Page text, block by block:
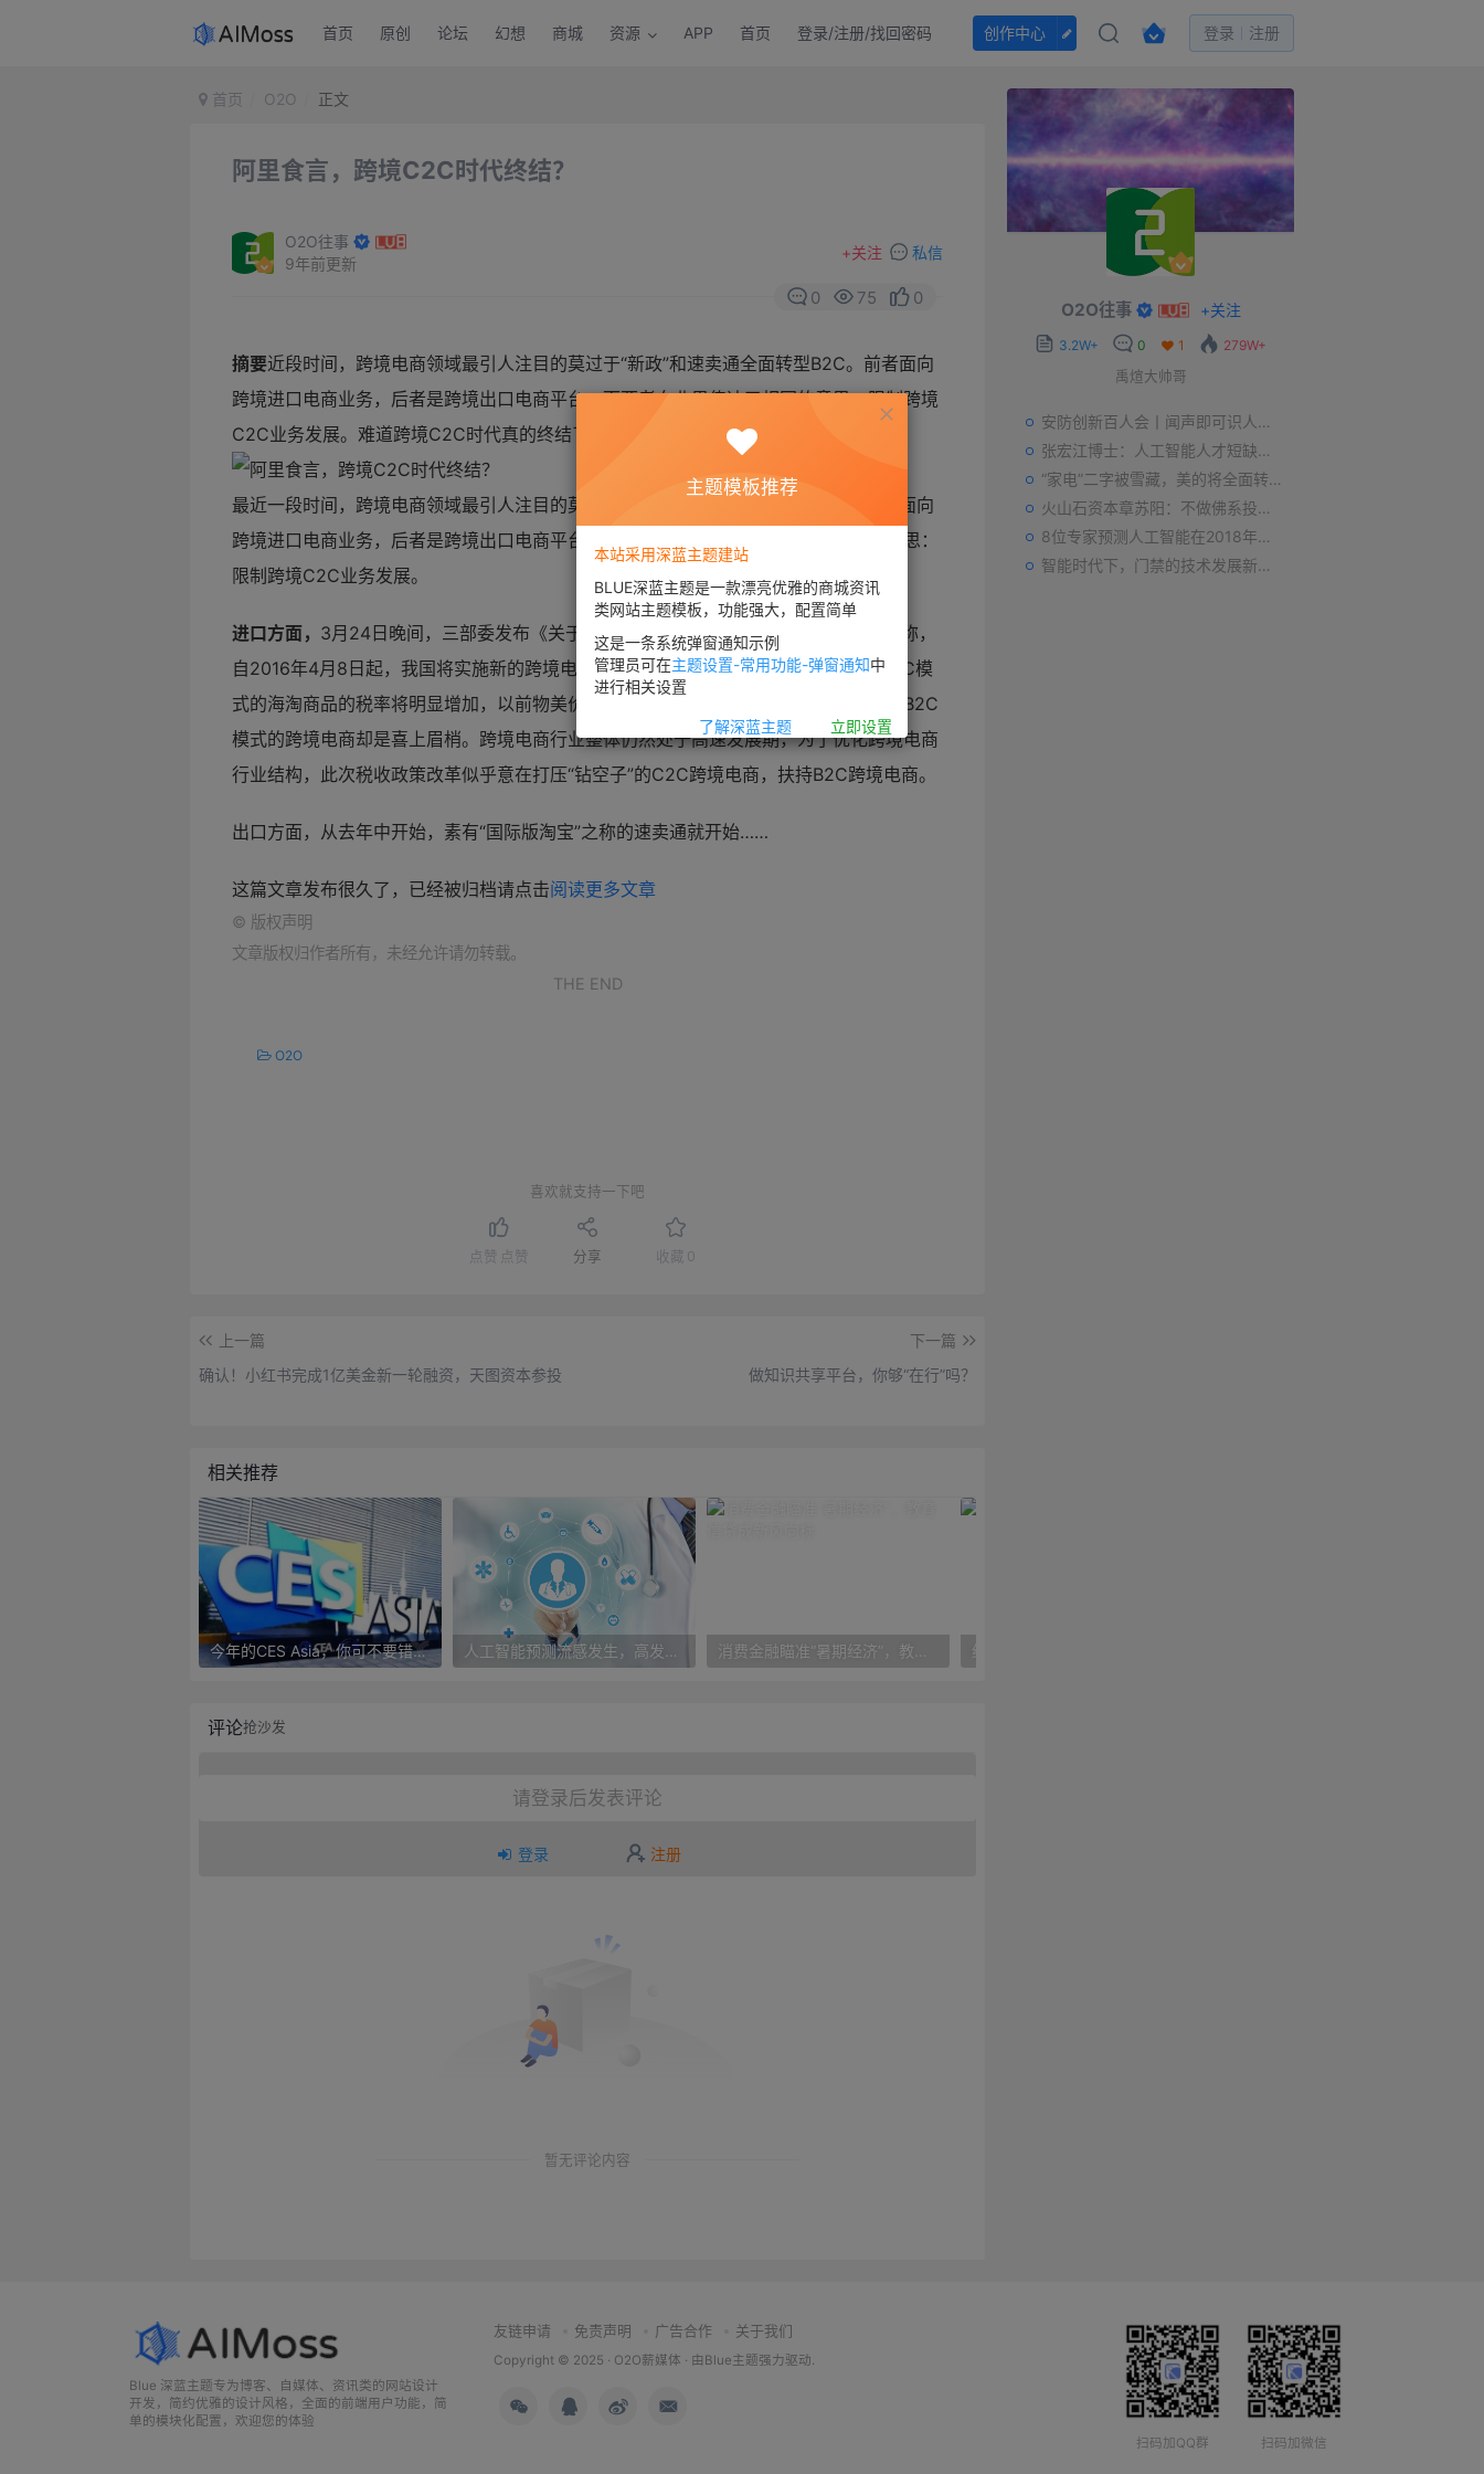
首页 原创 论坛 幻想 商城 资源 APP 首页 登录/注册/找回密码 创作中心 登录 注册
首页 O2O 正文
阿里食言，跨境C2C时代终结？
O2O往事
9年前更新
+关注 私信
0 75 0
摘要近段时间，跨境电商领域最引人注目的莫过于“新政”和速卖通全面转型B2C。前者面向
跨境进口电商业务，后者是跨境出口电商平台，而两者向业界传达了相同的意思：限制跨境
C2C业务发展。难道跨境C2C时代真的终结了？
最近一段时间，跨境电商领域最引人注目的莫过于“新政”和速卖通全面转型B2C。前者面向
跨境进口电商业务，后者是跨境出口电商平台，而两者向跨境电商行业传达了相同的意思：
限制跨境C2C业务发展。
进口方面， 3月24日晚间，三部委发布《关于跨境电子商务零售进口税收政策的通知》称，
自2016年4月8日起，我国将实施新的跨境电子商务零售进口税收政策。在新政下，C2C模
式的海淘商品的税率将明显增加，以前物美价廉的主打品类商品价格将会大幅提高，而B2C
模式的跨境电商却是喜上眉梢。跨境电商行业整体仍然处于高速发展期，为了优化跨境电商
行业结构，此次税收政策改革似乎意在打压“钻空子”的C2C跨境电商，扶持B2C跨境电商。
出口方面，从去年中开始，素有“国际版淘宝”之称的速卖通就开始……
这篇文章发布很久了，已经被归档请点击阅读更多文章
© 版权声明
文章版权归作者所有，未经允许请勿转载。
THE END
O2O
喜欢就支持一下吧
点赞 点赞 分享 收藏 0
上一篇
确认！小红书完成1亿美金新一轮融资，天图资本参投
下一篇
做知识共享平台，你够“在行”吗？
相关推荐
今年的CES Asia，你可不要错过这些自动驾驶看点
评论抢沙发
请登录后发表评论
登录 注册
暂无评论内容
O2O往事 +关注
3.2W+ 0 1
279W+
禹煊大帅哥
安防创新百人会丨闻声即可识人，虚拟诈骗的克星——声纹识别
张宏江博士：人工智能人才短缺是世界性问题
“家电”二字被雪藏，美的将全面转型智能制造？
火山石资本章苏阳：不做佛系投资人，为企业价值战斗到底
8位专家预测人工智能在2018年对我们的影响
智能时代下，门禁的技术发展新趋势
Blue 深蓝主题专为博客、自媒体、资讯类的网站设计
开发，简约优雅的设计风格，全面的前端用户功能，简
单的模块化配置，欢迎您的体验
友链申请 免责声明 广告合作 关于我们
Copyright © 2025 · O2O薪媒体 · 由 Blue主题强力驱动.
扫码加QQ群 扫码加微信
主题模板推荐
本站采用深蓝主题建站
BLUE深蓝主题是一款漂亮优雅的商城资讯
类网站主题模板，功能强大，配置简单
这是一条系统弹窗通知示例
管理员可在主题设置-常用功能-弹窗通知中
进行相关设置
了解深蓝主题 立即设置